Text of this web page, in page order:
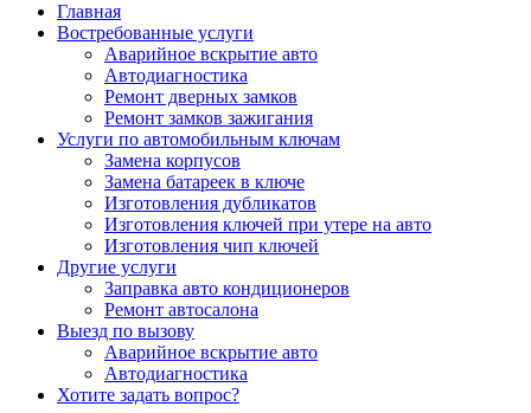
Главная
Востребованные услуги
Аварийное вскрытие авто
Автодиагностика
Ремонт дверных замков
Ремонт замков зажигания
Услуги по автомобильным ключам
Замена корпусов
Замена батареек в ключе
Изготовления дубликатов
Изготовления ключей при утере на авто
Изготовления чип ключей
Другие услуги
Заправка авто кондиционеров
Ремонт автосалона
Выезд по вызову
Аварийное вскрытие авто
Автодиагностика
Хотите задать вопрос?